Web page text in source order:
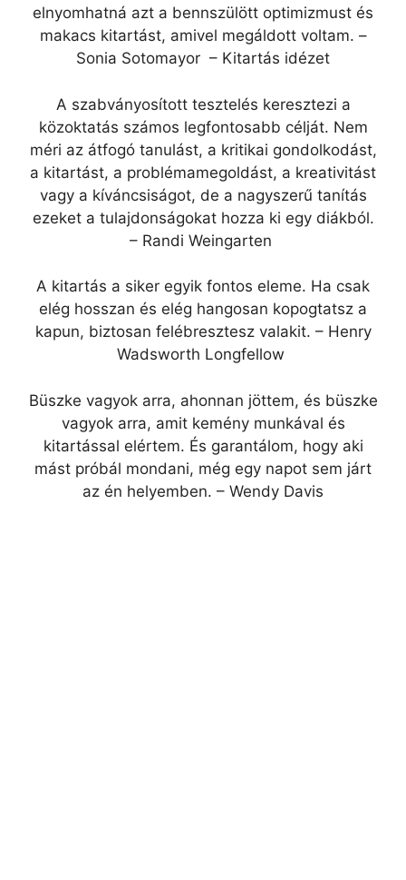
elnyomhatná azt a bennszülött optimizmust és
makacs kitartást, amivel megáldott voltam. –
Sonia Sotomayor – Kitartás idézet
A szabványosított tesztelés keresztezi a
közoktatás számos legfontosabb célját. Nem
méri az átfogó tanulást, a kritikai gondolkodást,
a kitartást, a problémamegoldást, a kreativitást
vagy a kíváncsiságot, de a nagyszerű tanítás
ezeket a tulajdonságokat hozza ki egy diákból.
– Randi Weingarten
A kitartás a siker egyik fontos eleme. Ha csak
elég hosszan és elég hangosan kopogtatsz a
kapun, biztosan felébresztesz valakit. – Henry
Wadsworth Longfellow
Büszke vagyok arra, ahonnan jöttem, és büszke
vagyok arra, amit kemény munkával és
kitartással elértem. És garantálom, hogy aki
mást próbál mondani, még egy napot sem járt
az én helyemben. – Wendy Davis